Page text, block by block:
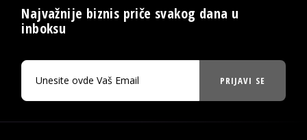
Najvažnije biznis priče svakog dana u
inboksu
PRIJAVI SE